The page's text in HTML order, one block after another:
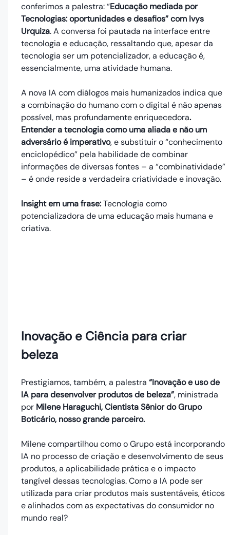
conferimos a palestra: “Educação mediada por
Tecnologias: oportunidades e desafios” com Ivys
Urquiza. A conversa foi pautada na interface entre
tecnologia e educação, ressaltando que, apesar da
tecnologia ser um potencializador, a educação é,
essencialmente, uma atividade humana.
A nova IA com diálogos mais humanizados indica que
a combinação do humano com o digital é não apenas
possível, mas profundamente enriquecedora.
Entender a tecnologia como uma aliada e não um
adversário é imperativo, e substituir o “conhecimento
enciclopédico” pela habilidade de combinar
informações de diversas fontes – a “combinatividade”
– é onde reside a verdadeira criatividade e inovação.
Insight em uma frase:Tecnologia como
potencializadora de uma educação mais humana e
criativa.
Inovação e Ciência para criar
beleza
Prestigiamos, também, a palestra “Inovação e uso de
IA para desenvolver produtos de beleza”, ministrada
por Milene Haraguchi, Cientista Sênior do Grupo
Boticário, nosso grande parceiro.
Milene compartilhou como o Grupo está incorporando
IA no processo de criação e desenvolvimento de seus
produtos, a aplicabilidade prática e o impacto
tangível dessas tecnologias. Como a IA pode ser
utilizada para criar produtos mais sustentáveis, éticos
e alinhados com as expectativas do consumidor no
mundo real?